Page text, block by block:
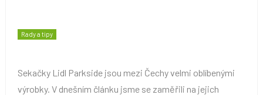
Rady a tipy
Sekačky Lidl Parkside jsou mezi Čechy velmi oblíbenými
výrobky. V dnešním článku jsme se zaměřili na jejich